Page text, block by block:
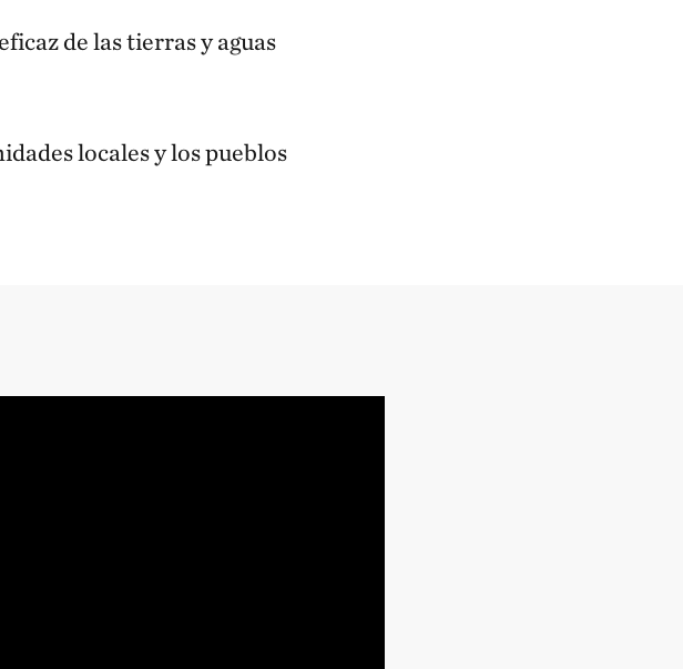
de las tierras y aguas
locales y los pueblos